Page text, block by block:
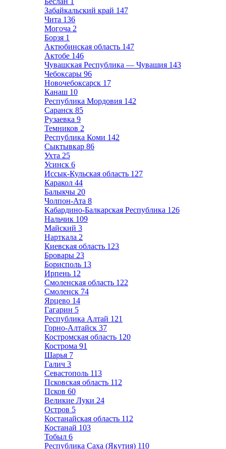
Забайкальский край 147
Чита 136
Могоча 2
Борзя 1
Актюбинская область 147
Актобе 146
Чувашская Республика — Чувашия 143
Чебоксары 96
Новочебоксарск 17
Канаш 10
Республика Мордовия 142
Саранск 85
Рузаевка 9
Темников 2
Республика Коми 142
Сыктывкар 86
Ухта 25
Усинск 6
Иссык-Кульская область 127
Каракол 44
Балыкчы 20
Чолпон-Ата 8
Кабардино-Балкарская Республика 126
Нальчик 109
Майский 3
Нарткала 2
Киевская область 123
Бровары 23
Борисполь 13
Ирпень 12
Смоленская область 122
Смоленск 74
Ярцево 14
Гагарин 5
Республика Алтай 121
Горно-Алтайск 37
Костромская область 120
Кострома 91
Шарья 7
Галич 3
Севастополь 113
Псковская область 112
Псков 60
Великие Луки 24
Остров 5
Костанайская область 112
Костанай 103
Тобыл 6
Республика Саха (Якутия) 110